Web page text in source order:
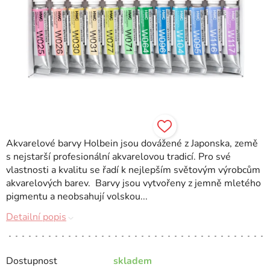
Dostupnost
skladem
Akvarelové barvy Holbein jsou dovážené z Japonska, země
s nejstarší profesionální akvarelovou tradicí. Pro své
vlastnosti a kvalitu se řadí k nejlepším světovým výrobcům
akvarelových barev. Barvy jsou vytvořeny z jemně mletého
pigmentu a neobsahují volskou...
Detailní popis